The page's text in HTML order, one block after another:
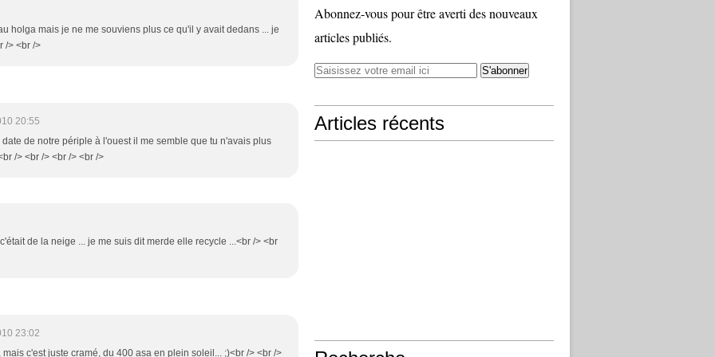
holga mais je ne me souviens plus ce qu'il y avait dedans ... je
/> <br />
20:55
de notre périple à l'ouest il me semble que tu n'avais plus
/> <br /> <br /> <br />
de la neige ... je me suis dit merde elle recycle ...<br /> <br
23:02
c'est juste cramé, du 400 asa en plein soleil... ;)<br /> <br />
Abonnez-vous pour être averti des nouveaux
articles publiés.
Articles récents